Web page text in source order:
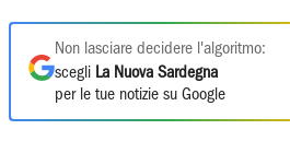
Non lasciare decidere l'algoritmo:
scegli La Nuova Sardegna
per le tue notizie su Google